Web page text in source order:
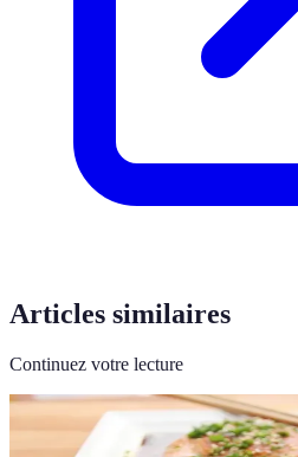
Articles similaires
Continuez votre lecture